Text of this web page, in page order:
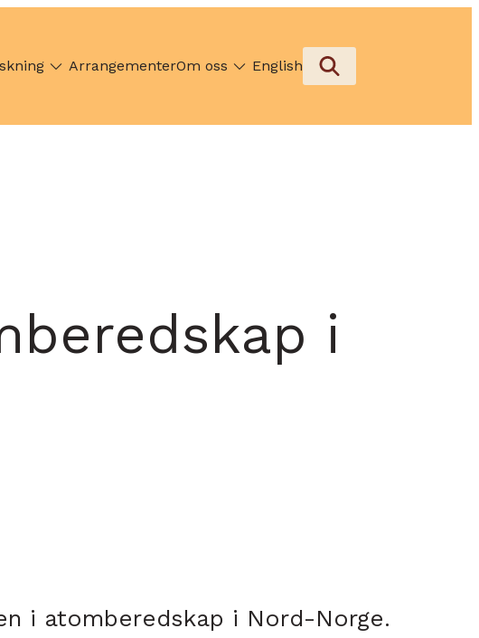
ArrangementerOm oss English
i
i atomberedskap i Nord-Norge.